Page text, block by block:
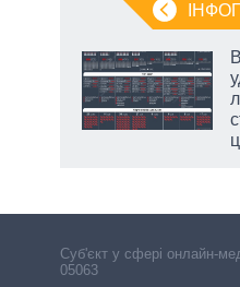
Cуб'єкт у сфері онлайн-
05063